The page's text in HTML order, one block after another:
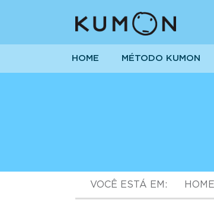
HOME MÉTODO KUMON
VOCÊ ESTÁ EM: HOME